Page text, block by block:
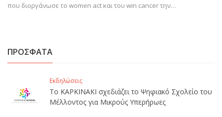
που διοργάνωσε το women act και του win cancer την…
ΠΡΟΣΦΑΤΑ
Εκδηλώσεις
Το ΚΑΡΚΙΝΑΚΙ σχεδιάζει το Ψηφιακό Σχολείο του
Μέλλοντος για Μικρούς Υπερήρωες